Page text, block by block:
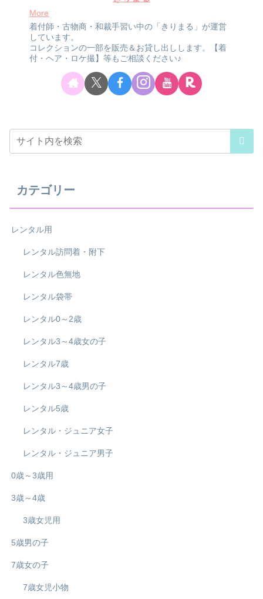
More
着付師・古物商・和裁手習い中の「きりまる」が運営
しています。
コレクションの一部を販売＆お貸し出しします。【着
付・ヘア・ロケ撮】等もご相談ください♪
カテゴリー
レンタル用
レンタル訪問着・附下
レンタル色無地
レンタル袋帯
レンタル0～2歳
レンタル3～4歳女の子
レンタル7歳
レンタル3～4歳男の子
レンタル5歳
レンタル・ジュニア女子
レンタル・ジュニア男子
0歳～3歳用
3歳～4歳
3歳女児用
5歳男の子
7歳女の子
7歳女児小物